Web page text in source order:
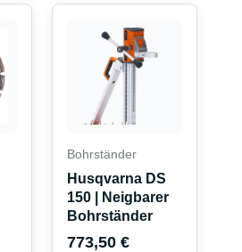
Bohrständer
Husqvarna DS
150 | Neigbarer
Bohrständer
773,50 €